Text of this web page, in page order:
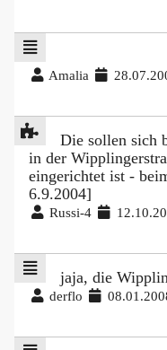
Amalia
Die sollen sich
in der
eingerichtet ist -
6.9.2004]
Russi-4
jaja, die
derflo